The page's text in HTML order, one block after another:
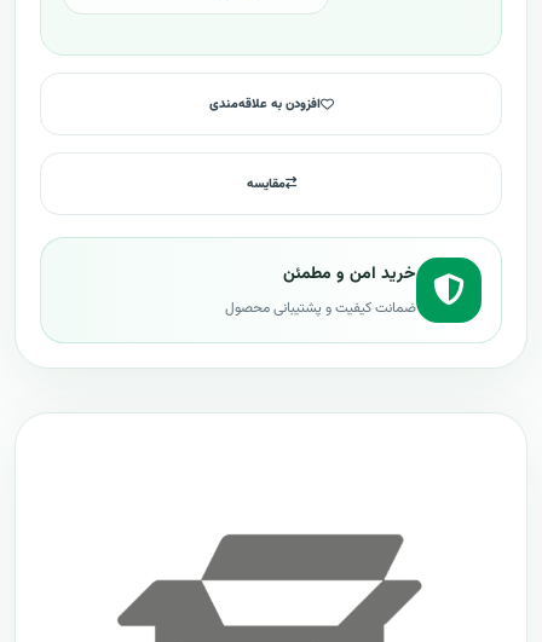
افزودن به علاقه‌مندی
مقایسه
خرید امن و مطمئن
ضمانت کیفیت و پشتیبانی محصول